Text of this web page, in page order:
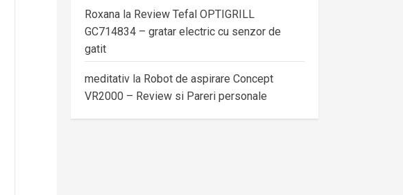
Roxana la Review Tefal OPTIGRILL
GC714834 – gratar electric cu senzor de
gatit
meditativ la Robot de aspirare Concept
VR2000 – Review si Pareri personale